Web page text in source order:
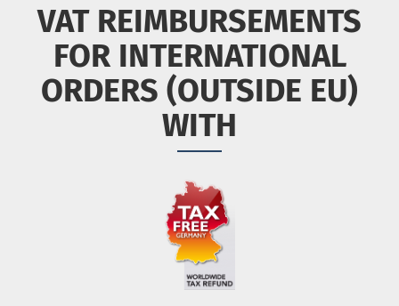
VAT REIMBURSEMENTS
FOR INTERNATIONAL
ORDERS (OUTSIDE EU)
WITH